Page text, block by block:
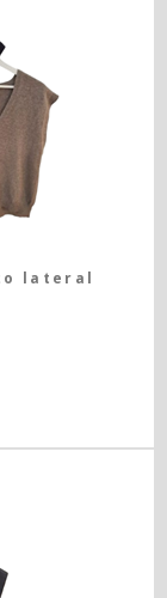
lateral